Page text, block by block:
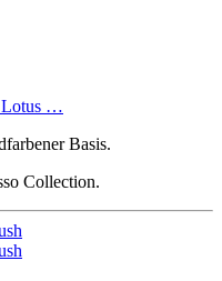
Lotus …
Basis.
Collection.